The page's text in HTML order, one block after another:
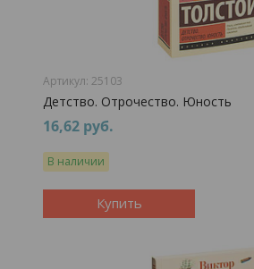
25103
Детство. Отрочество. Юность
16,62 руб.
В наличии
Купить